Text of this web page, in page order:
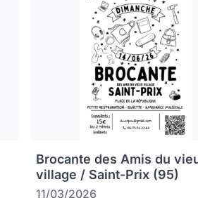
Brocante des Amis du
village / Saint-Prix (95)
11/03/2026